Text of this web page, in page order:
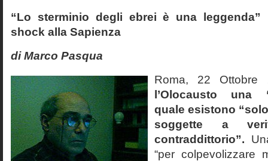
“Lo sterminio degli ebrei è una leggenda”
shock alla Sapienza
di Marco Pasqua
Roma, 22
l’Olocausto una
quale esistono
soggette a
contraddittorio”.
“per colpevolizzare